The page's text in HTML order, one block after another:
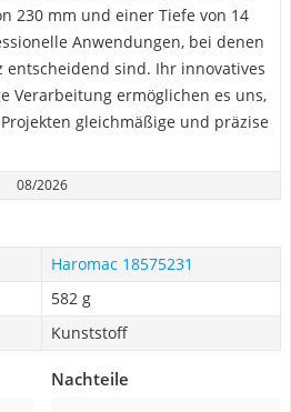
230 mm und einer Tiefe von 14
Anwendungen, bei denen
entscheidend sind. Ihr innovatives
Verarbeitung ermöglichen es uns,
gleichmäßige und präzise
08/2026
Haromac 18575231
582 g
Kunststoff
Nachteile